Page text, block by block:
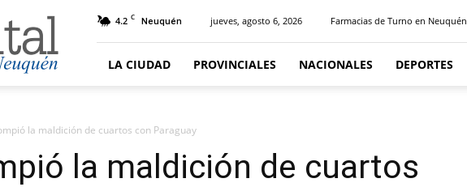
4.2 C Neuquén jueves, agosto 6, 2026 Farmacias de Turno en Neuquén
LA CIUDAD PROVINCIALES NACIONALES DEPORTES
la maldición de cuartos con Paraguay
la maldición de cuartos